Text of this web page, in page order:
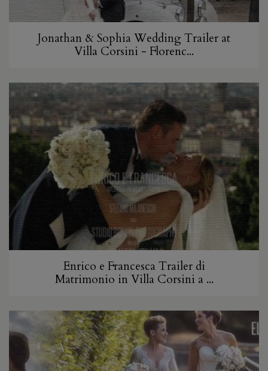
Jonathan & Sophia Wedding Trailer at
Villa Corsini - Florenc...
Enrico e Francesca Trailer di
Matrimonio in Villa Corsini a ...